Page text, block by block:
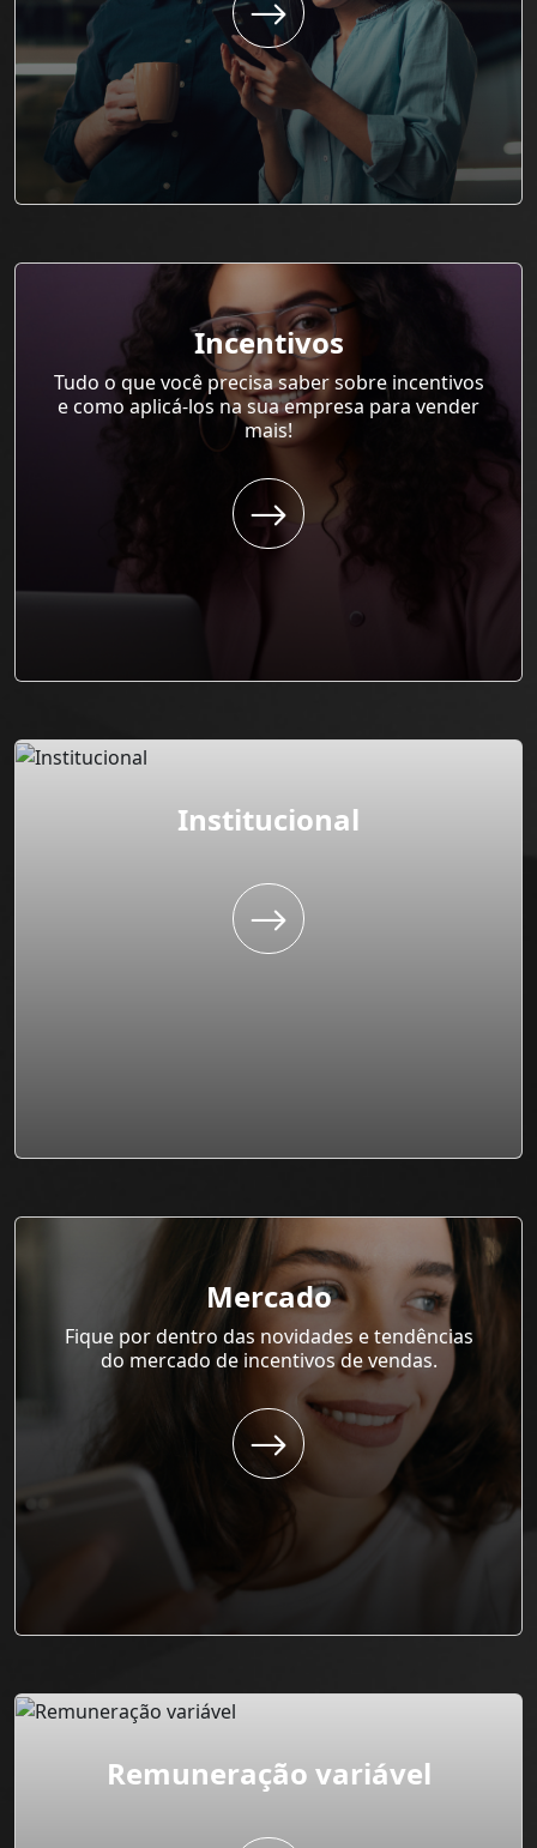
Incentivos
Tudo o que você precisa saber sobre incentivos
e como aplicá-los na sua empresa para vender
mais!
Institucional
Mercado
Fique por dentro das novidades e tendências
do mercado de incentivos de vendas.
Remuneração variável